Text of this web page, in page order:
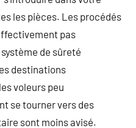
les pièces. Les procédés
pas
de sûreté
destinations
voleurs peu
se tourner vers des
sont moins avisé.